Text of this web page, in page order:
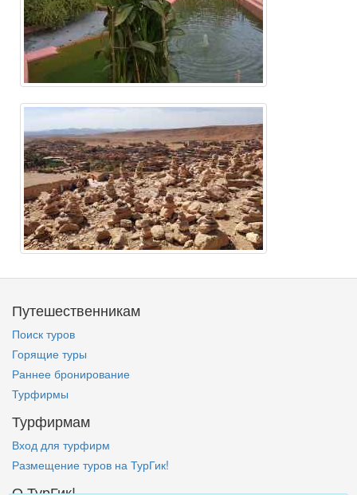
Путешественникам
Поиск туров
Горящие туры
Раннее бронирование
Турфирмы
Турфирмам
Вход для турфирм
Размещение туров на ТурГик!